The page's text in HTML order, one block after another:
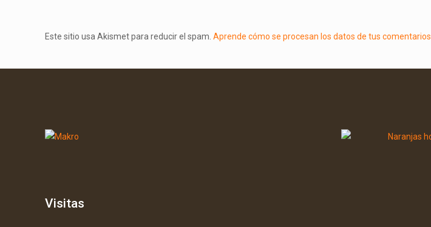
Este sitio usa Akismet para reducir el spam. Aprende cómo se procesan los datos de tus comentarios.
Visitas